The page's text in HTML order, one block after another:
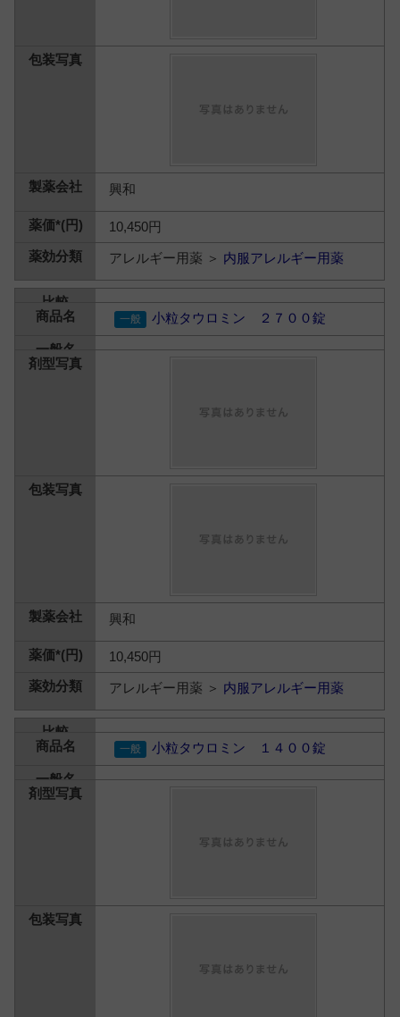
興和
10,450円
アレルギー用薬 ＞ 内服アレルギー用薬
小粒タウロミン ２７００錠
興和
10,450円
アレルギー用薬 ＞ 内服アレルギー用薬
小粒タウロミン １４００錠